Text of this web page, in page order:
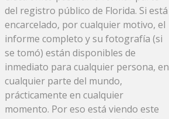
del registro público de Florida. Si está
encarcelado, por cualquier motivo, el
informe completo y su fotografía (si
se tomó) están disponibles de
inmediato para cualquier persona, en
cualquier parte del mundo,
prácticamente en cualquier
momento. Por eso está viendo este